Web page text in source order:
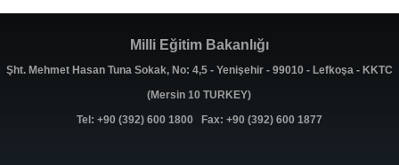
Milli Eğitim Bakanlığı
Şht. Mehmet Hasan Tuna Sokak, No: 4,5 - Yenişehir - 99010 - Lefkoşa - KKTC
(Mersin 10 TURKEY)
Tel: +90 (392) 600 1800 Fax: +90 (392) 600 1877